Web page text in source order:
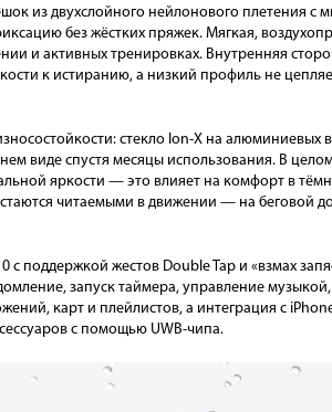
из двухслойного нейлонового плетения
без жёстких пряжек. Мягкая,
и активных тренировках. Внутренняя
к истиранию, а низкий профиль не
стекло Ion-X на
виде спустя месяцы использования. В
яркости — это влияет на комфорт в
читаемыми в движении — на беговой
поддержкой жестов Double Tap и «взмах
запуск таймера, управление
карт и плейлистов, а интеграция с
с помощью UWB-чипа.